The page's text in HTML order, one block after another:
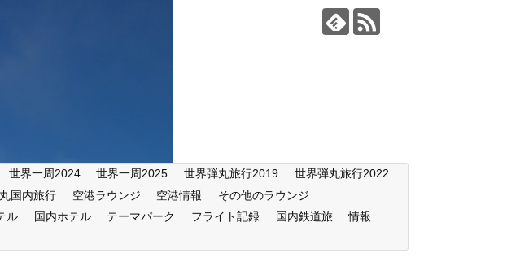
世界一周2024 世界一周2025 世界弾丸旅行2019
世界弾丸旅行2022
国内旅行 空港ラウンジ 空港情報
その他のラウンジ
ル 国内ホテル テーマパーク フライト記録 国内鉄道旅
情報